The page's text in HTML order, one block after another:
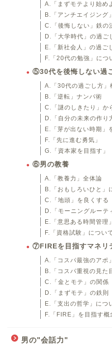
A.「まずモテより始
B.「アンチエイジング
C.「後悔しない」鉄の
D.「大学時代」の過ご
E.「新社会人」の過ご
F.「20代の勉強」につ
⑤30代を後悔しない過
A.「30代の過ごし方」
B.「逆転」ナンパ術
C.「謎のしきたり」か
D.「自分の未来の作り
E.「芽が出ない時期」
F.「先に進む勇気」
G.「資本家を目指す」
⑥男の教養
A.「教養力」全体論
B.「おもしろいひと」
C.「地頭」を良くする
D.「モーニングルーテ
E.「意思ある時間管理
F.「資格試験」につい
⑦FIREを目指すマネリ
A.「コスパ最強のアポ」
B.「コスパ重視の見た
C.「金とモテ」の関係
D.「まずモテ」の鉄則
E.「支出の哲学」につ
F.「FIRE」を目指す概
男の"会話力"